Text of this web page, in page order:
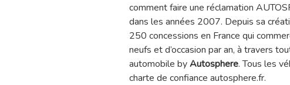
comment faire une réclamation
dans les années 2007. Depuis sa
250 concessions en France qui
neufs et d’occasion par an, à travers
automobile byAutosphere. Tous les
charte de confiance autosphere.fr.